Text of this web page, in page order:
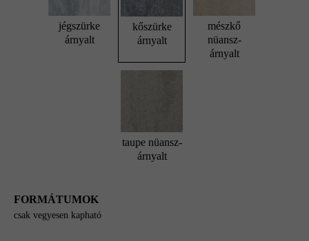
jégszürke
árnyalt
kőszürke
árnyalt
mészkő
nüansz-
árnyalt
taupe nüansz-
árnyalt
FORMÁTUMOK
csak vegyesen kapható